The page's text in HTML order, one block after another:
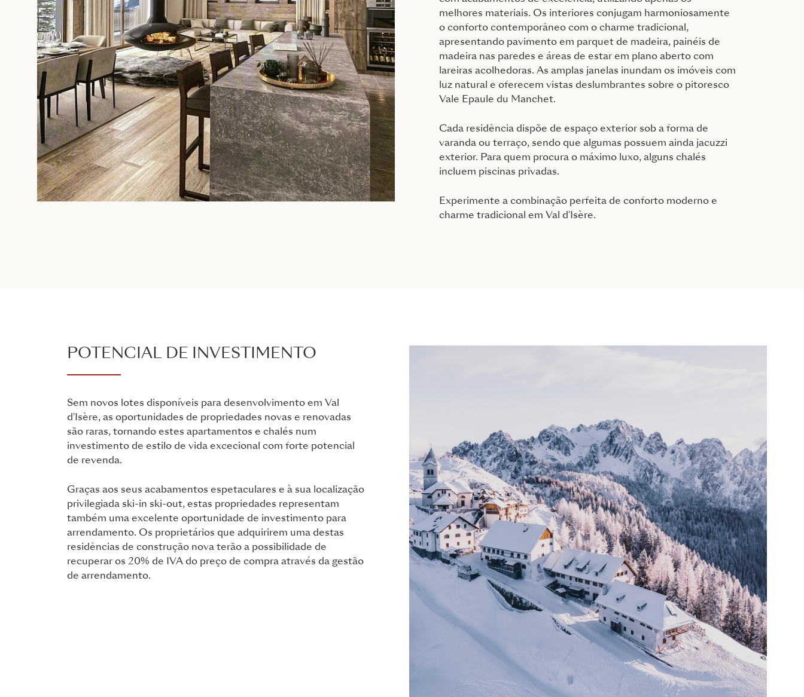
melhores materiais. Os interiores conjugam harmoniosamente
o conforto contemporâneo com o charme tradicional,
apresentando pavimento em parquet de madeira, painéis de
madeira nas paredes e áreas de estar em plano aberto com
lareiras acolhedoras. As amplas janelas inundam os imóveis com
luz natural e oferecem vistas deslumbrantes sobre o pitoresco
Vale Epaule du Manchet.
Cada residência dispõe de espaço exterior sob a forma de
varanda ou terraço, sendo que algumas possuem ainda jacuzzi
exterior. Para quem procura o máximo luxo, alguns chalés
incluem piscinas privadas.
Experimente a combinação perfeita de conforto moderno e
charme tradicional em Val d'Isère.
POTENCIAL DE INVESTIMENTO
Sem novos lotes disponíveis para desenvolvimento em Val
d'Isère, as oportunidades de propriedades novas e renovadas
são raras, tornando estes apartamentos e chalés num
investimento de estilo de vida excecional com forte potencial
de revenda.
Graças aos seus acabamentos espetaculares e à sua localização
privilegiada ski-in ski-out, estas propriedades representam
também uma excelente oportunidade de investimento para
arrendamento. Os proprietários que adquirirem uma destas
residências de construção nova terão a possibilidade de
recuperar os 20% de IVA do preço de compra através da gestão
de arrendamento.